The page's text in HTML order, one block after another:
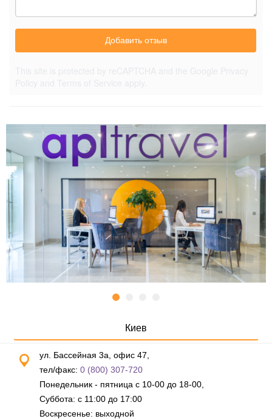
Добавить отзыв
Киев
ул. Бассейная 3а, офис 47,
тел/факс: 0 (800) 307-720
Понедельник - пятница с 10-00 до 18-00,
Суббота: с 11:00 до 17:00
Воскресенье: выходной